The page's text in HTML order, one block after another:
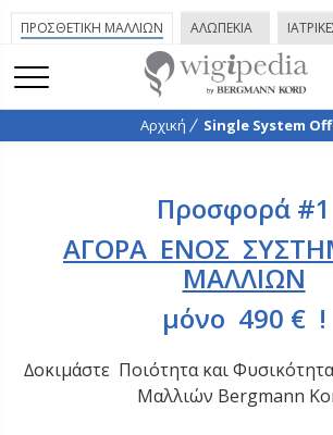
ΠΡΟΣΘΕΤΙΚΗ ΜΑΛΛΙΩΝ ΑΛΩΠΕΚΙΑ
Αρχική Single System
Προσφορά #1
ΑΓΟΡΑ ΕΝΟΣ
ΜΑΛΛΙΩΝ
μόνο 490 € !
∆οκιμάστε Ποιότητα και
Μαλλιών Bergmann